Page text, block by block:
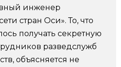
инженер
стран Оси». То, что
получать секретную
разведслужб
объясняется не